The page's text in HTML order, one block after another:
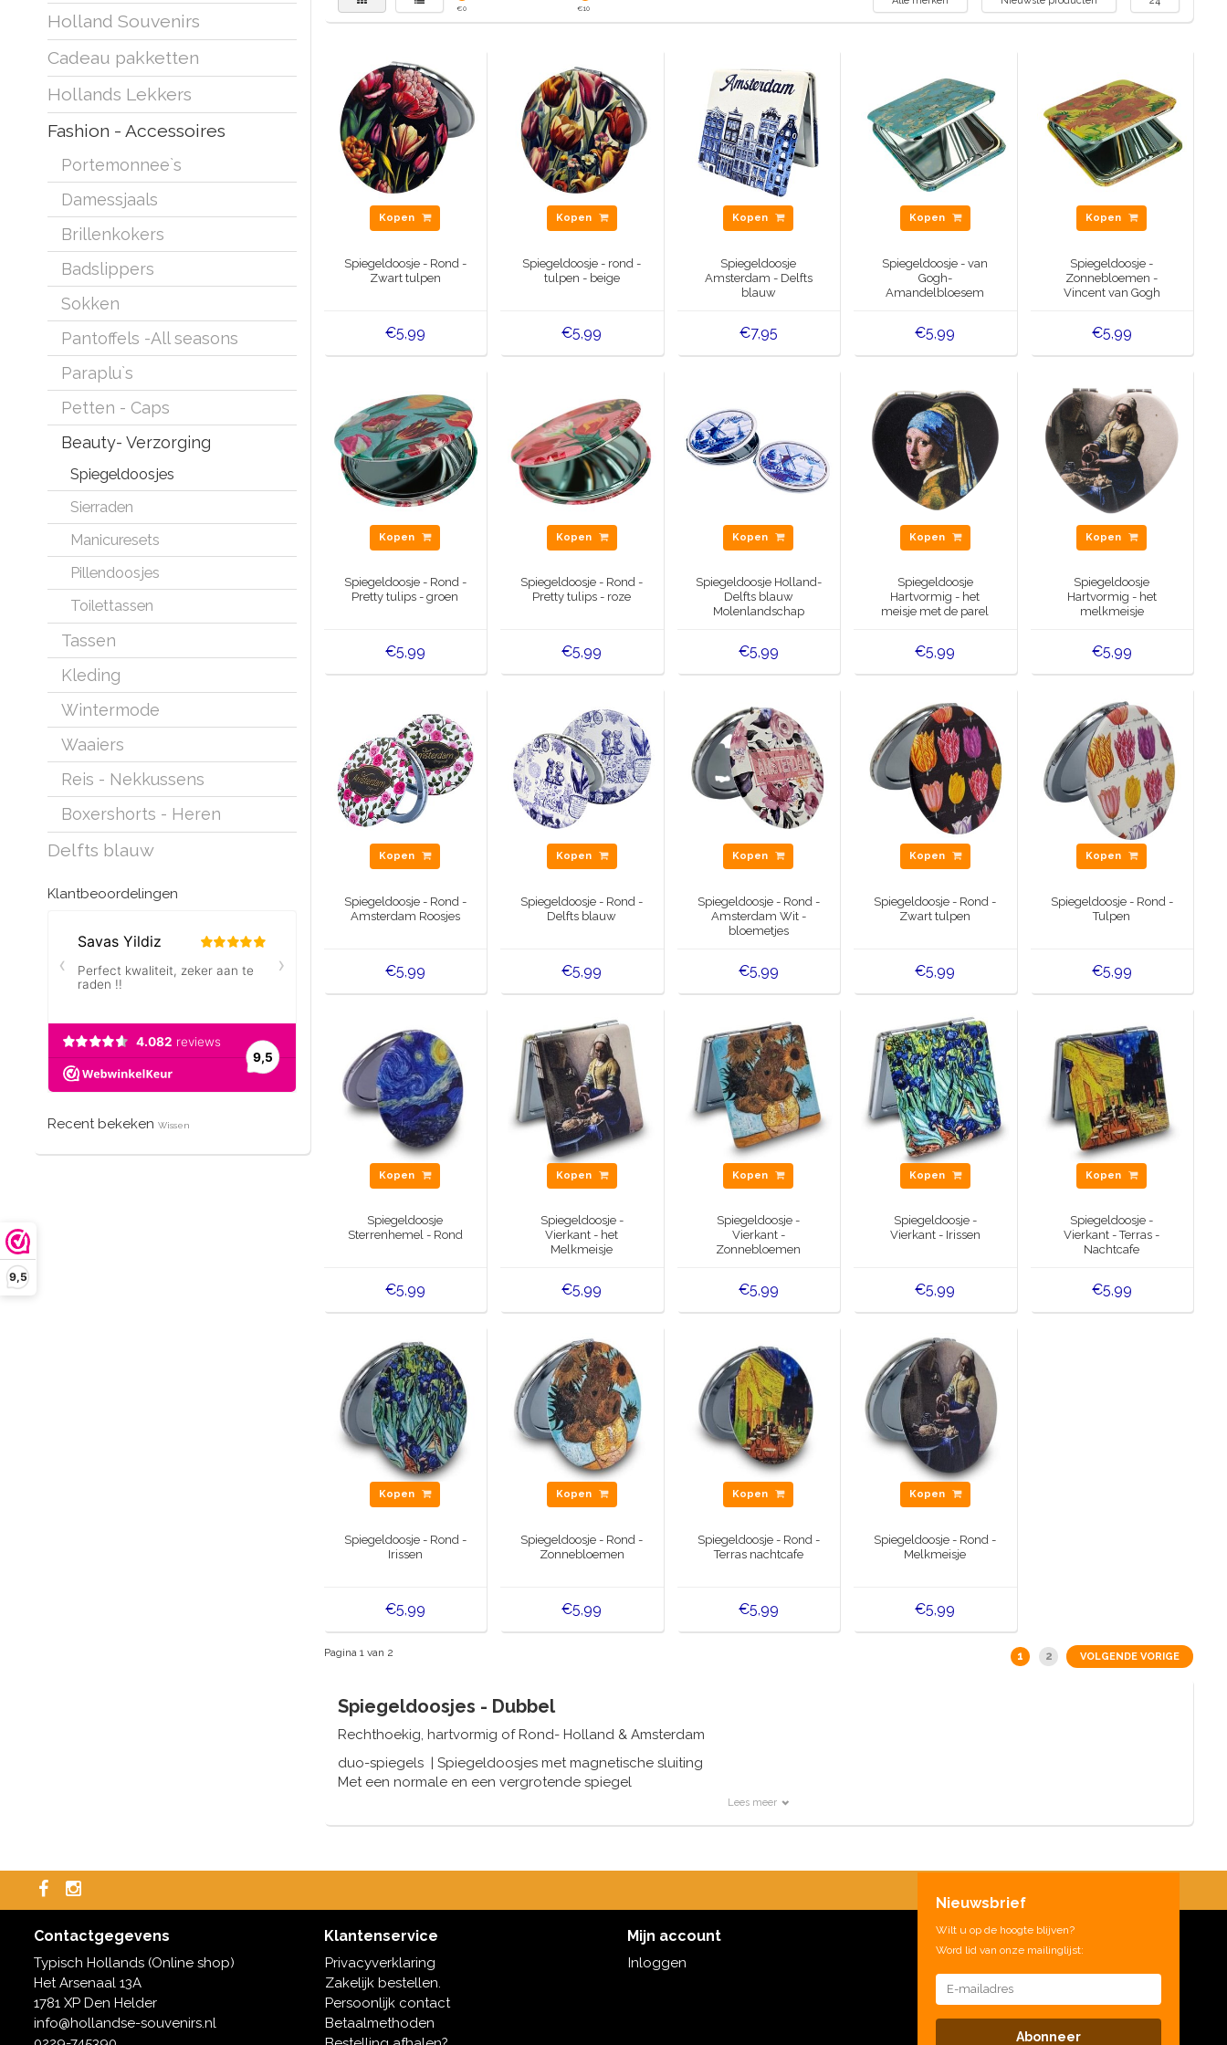
9,5
Holland Souvenirs
Cadeau pakketten
Hollands Lekkers
Fashion - Accessoires
Portemonnee`s
Damessjaals
Brillenkokers
Badslippers
Sokken
Pantoffels -All seasons
Paraplu`s
Petten - Caps
Beauty- Verzorging
Spiegeldoosjes
Sierraden
Manicuresets
Pillendoosjes
Toilettassen
Tassen
Kleding
Wintermode
Waaiers
Reis - Nekkussens
Boxershorts - Heren
Delfts blauw
Klantbeoordelingen
Recent bekeken Wissen
€0 €10
Kopen
Spiegeldoosje - Rond -
Zwart tulpen
€5,99
Kopen
Spiegeldoosje - rond -
tulpen - beige
€5,99
Kopen
Spiegeldoosje
Amsterdam - Delfts
blauw
€7,95
Kopen
Spiegeldoosje - van
Gogh-
Amandelbloesem
€5,99
Kopen
Spiegeldoosje -
Zonnebloemen -
Vincent van Gogh
€5,99
Kopen
Spiegeldoosje - Rond -
Pretty tulips - groen
€5,99
Kopen
Spiegeldoosje - Rond -
Pretty tulips - roze
€5,99
Kopen
Spiegeldoosje Holland-
Delfts blauw
Molenlandschap
€5,99
Kopen
Spiegeldoosje
Hartvormig - het
meisje met de parel
€5,99
Kopen
Spiegeldoosje
Hartvormig - het
melkmeisje
€5,99
Kopen
Spiegeldoosje - Rond -
Amsterdam Roosjes
€5,99
Kopen
Spiegeldoosje - Rond -
Delfts blauw
€5,99
Kopen
Spiegeldoosje - Rond -
Amsterdam Wit -
bloemetjes
€5,99
Kopen
Spiegeldoosje - Rond -
Zwart tulpen
€5,99
Kopen
Spiegeldoosje - Rond -
Tulpen
€5,99
Kopen
Spiegeldoosje
Sterrenhemel - Rond
€5,99
Kopen
Spiegeldoosje -
Vierkant - het
Melkmeisje
€5,99
Kopen
Spiegeldoosje -
Vierkant -
Zonnebloemen
€5,99
Kopen
Spiegeldoosje -
Vierkant - Irissen
€5,99
Kopen
Spiegeldoosje -
Vierkant - Terras -
Nachtcafe
€5,99
Kopen
Spiegeldoosje - Rond -
Irissen
€5,99
Kopen
Spiegeldoosje - Rond -
Zonnebloemen
€5,99
Kopen
Spiegeldoosje - Rond -
Terras nachtcafe
€5,99
Kopen
Spiegeldoosje - Rond -
Melkmeisje
€5,99
Pagina 1 van 2 1 2 VOLGENDE VORIGE
Spiegeldoosjes - Dubbel
Rechthoekig, hartvormig of Rond- Holland & Amsterdam
duo-spiegels | Spiegeldoosjes met magnetische sluiting
Met een normale en een vergrotende spiegel
Verkrijgbaar in vele Nederlandse uiting zoal tulpen, gevelhuisje en Dutch Masters
Lees meer
Contactgegevens
Typisch Hollands (Online shop)
Het Arsenaal 13A
1781 XP Den Helder
info@hollandse-souvenirs.nl
Klantenservice
Privacyverklaring
Zakelijk bestellen.
Persoonlijk contact
Betaalmethoden
Mijn account
Inloggen
Nieuwsbrief
Wilt u op de hoogte blijven?
Word lid van onze mailinglijst:
Abonneer